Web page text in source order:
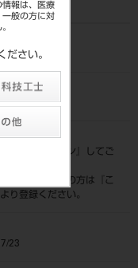
情報は、医療
一般の方に対
ださい。
コード
ログイン
』してご
い。
会員登録がまだの方は『
こ
より登録ください。
23